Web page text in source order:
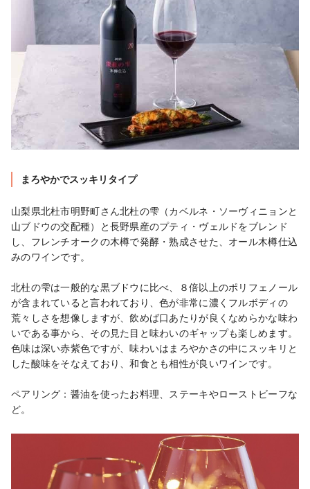
まろやかでスッキリタイプ
山梨県北杜市明野町さん北杜の雫（カベルネ・ソーヴィニョンと
山ブドウの交配種）と長野県産のプティ・ヴェルドをブレンド
し、フレンチオークの木樽で発酵・熟成させた、オール木樽仕込
みのワインです。
北杜の雫は一般的な黒ブドウに比べ、８倍以上のポリフェノール
が含まれていると言われており、色が非常に濃くフルボディの
荒々しさを想像しますが、飲めば口あたりが良くなめらかな味わ
いである事から、その見た目と味わいのギャップも楽しめます。
色味は深い赤紫色ですが、味わいはまろやかさの中にスッキリと
した酸味をそなえており、和食とも相性が良いワインです。
ペアリング：醤油を使ったお料理、ステーキやローストビーフな
ど。